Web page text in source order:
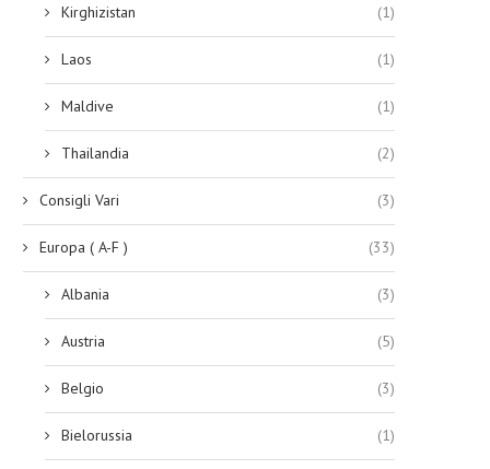
Kirghizistan (1)
Laos (1)
Maldive (1)
Thailandia (2)
Consigli Vari (3)
Europa ( A-F ) (33)
Albania (3)
Austria (5)
Belgio (3)
Bielorussia (1)